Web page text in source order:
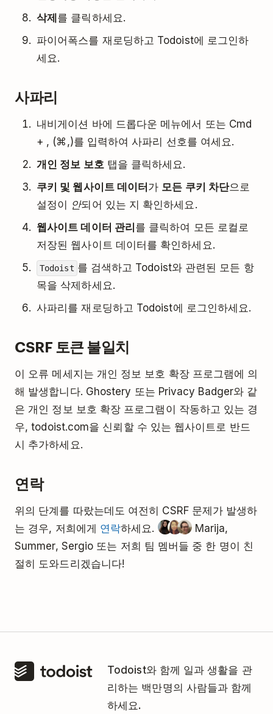
삭제 를 클릭하세요.
파이어폭스를 재로딩하고 Todoist에 로그인하
세요.
사파리
내비게이션 바에 드롭다운 메뉴에서 또는 Cmd
+ , (⌘,)를 입력하여 사파리 선호를 여세요.
개인 정보 보호탭을 클릭하세요.
쿠키 및 웹사이트 데이터 가 모든 쿠키 차단으로
설정이 안되어 있는 지 확인하세요.
웹사이트 데이터 관리 를 클릭하여 모든 로컬로
저장된 웹사이트 데이터를 확인하세요.
Todoist 를 검색하고 Todoist와 관련된 모든 항
목을 삭제하세요.
사파리를 재로딩하고 Todoist에 로그인하세요.
CSRF 토큰 불일치
이 오류 메세지는 개인 정보 보호 확장 프로그램에 의
해 발생합니다. Ghostery 또는 Privacy Badger와 같
은 개인 정보 보호 확장 프로그램이 작동하고 있는 경
우, todoist.com을 신뢰할 수 있는 웹사이트로 반드
시 추가하세요.
연락
위의 단계를 따랐는데도 여전히 CSRF 문제가 발생하
는 경우, 저희에게 연락하세요.
Marija,
Summer, Sergio 또는 저희 팀 멤버들 중 한 명이 친
절히 도와드리겠습니다!
Todoist와 함께 일과 생활을 관
리하는 백만명의 사람들과 함께
하세요.